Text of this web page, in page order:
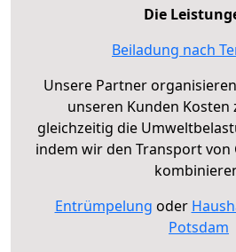
Die
Beiladung nach
Unsere Partner
unseren Kunden Kosten
gleichzeitig die
indem wir den Transport von
Entrümpelung oder
Potsdam